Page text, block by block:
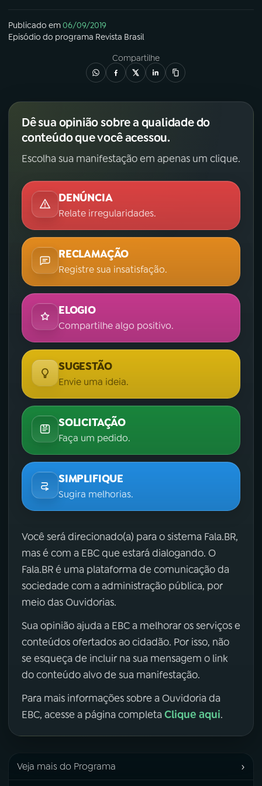
Publicado em06/09/2019
Episódio do programa Revista Brasil
Compartilhe
Dê sua opinião sobre a qualidade do
conteúdo que você acessou.
Escolha sua manifestação em apenas um clique.
DENÚNCIA
Relate irregularidades.
RECLAMAÇÃO
Registre sua insatisfação.
ELOGIO
Compartilhe algo positivo.
SUGESTÃO
Envie uma ideia.
SOLICITAÇÃO
Faça um pedido.
SIMPLIFIQUE
Sugira melhorias.
Você será direcionado(a) para o sistema Fala.BR,
mas é com a EBC que estará dialogando. O
Fala.BR é uma plataforma de comunicação da
sociedade com a administração pública, por
meio das Ouvidorias.
Sua opinião ajuda a EBC a melhorar os serviços e
conteúdos ofertados ao cidadão. Por isso, não
se esqueça de incluir na sua mensagem o link
do conteúdo alvo de sua manifestação.
Para mais informações sobre a Ouvidoria da
EBC, acesse a página completa Clique aqui.
Veja mais do Programa ›